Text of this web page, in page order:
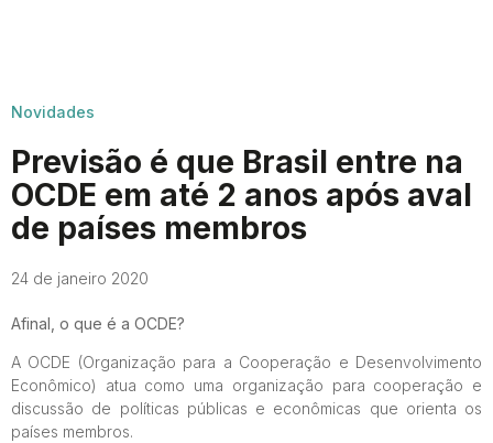
Novidades
Previsão é que Brasil entre na
OCDE em até 2 anos após aval
de países membros
24 de janeiro 2020
Afinal, o que é a OCDE?
A OCDE (Organização para a Cooperação e Desenvolvimento
Econômico) atua como uma organização para cooperação e
discussão de políticas públicas e econômicas que orienta os
países membros.